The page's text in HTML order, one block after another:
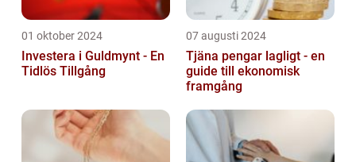
01 oktober 2024
Investera i Guldmynt - En
Tidlös Tillgång
07 augusti 2024
Tjäna pengar lagligt - en
guide till ekonomisk
framgång